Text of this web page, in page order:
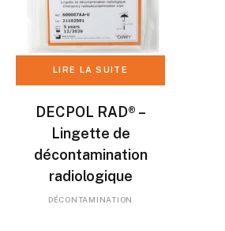
LIRE LA SUITE
DECPOL RAD® –
Lingette de
décontamination
radiologique
DÉCONTAMINATION